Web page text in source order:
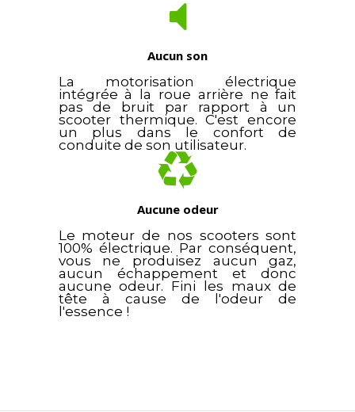
Aucun son
La motorisation électrique
intégrée à la roue arrière ne fait
pas de bruit par rapport à un
scooter thermique. C'est encore
un plus dans le confort de
conduite de son utilisateur.
Aucune odeur
Le moteur de nos scooters sont
100% électrique. Par conséquent,
vous ne produisez aucun gaz,
aucun échappement et donc
aucune odeur. Fini les maux de
tête à cause de l'odeur de
l'essence !